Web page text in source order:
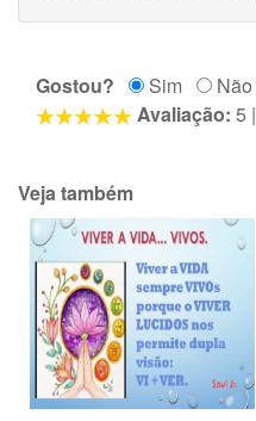
Gostou? Sim
Não
Avaliação: 5 |
Veja também